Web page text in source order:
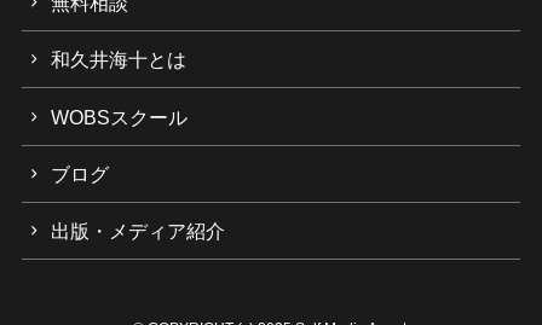
和久井海十とは
WOBSスクール
ブログ
出版・メディア紹介